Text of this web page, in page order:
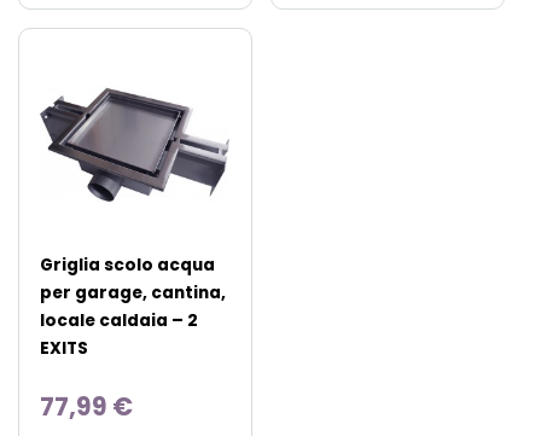
Griglia scolo acqua
per garage, cantina,
locale caldaia – 2
EXITS
77,99 €